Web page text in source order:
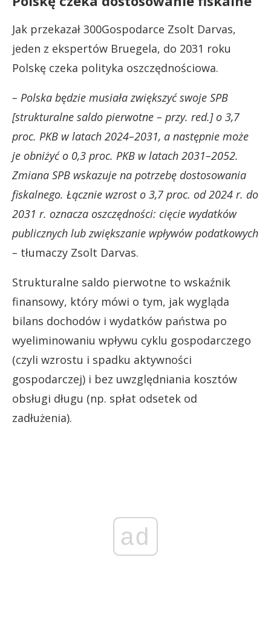
Jak przekazał 300Gospodarce Zsolt Darvas,
jeden z ekspertów Bruegela, do 2031 roku
Polskę czeka polityka oszczędnościowa.
– Polska będzie musiała zwiększyć swoje SPB
[strukturalne saldo pierwotne – przy. red.] o 3,7
proc. PKB w latach 2024–2031, a następnie może
je obniżyć o 0,3 proc. PKB w latach 2031–2052.
Zmiana SPB wskazuje na potrzebę dostosowania
fiskalnego. Łącznie wzrost o 3,7 proc. od 2024 r. do
2031 r. oznacza oszczędności: cięcie wydatków
publicznych lub zwiększanie wpływów podatkowych
– tłumaczy Zsolt Darvas.
Strukturalne saldo pierwotne to wskaźnik
finansowy, który mówi o tym, jak wygląda
bilans dochodów i wydatków państwa po
wyeliminowaniu wpływu cyklu gospodarczego
(czyli wzrostu i spadku aktywności
gospodarczej) i bez uwzględniania kosztów
obsługi długu (np. spłat odsetek od
zadłużenia).
ad